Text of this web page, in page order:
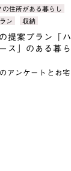
の住所がある暮らし
ン
収納
提案プラン「ハ
ス」のある暮ら
アンケートとお宅